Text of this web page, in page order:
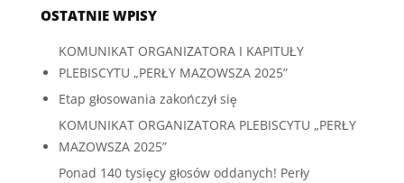
OSTATNIE WPISY
KOMUNIKAT ORGANIZATORA I KAPITUŁY
PLEBISCYTU „PERŁY MAZOWSZA 2025”
Etap głosowania zakończył się
KOMUNIKAT ORGANIZATORA PLEBISCYTU „PERŁY
MAZOWSZA 2025”
Ponad 140 tysięcy głosów oddanych! Perły